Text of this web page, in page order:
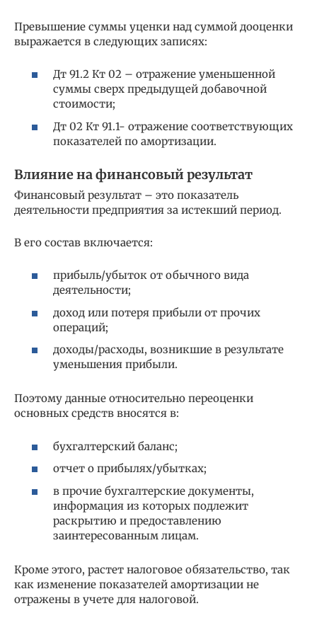
Превышение суммы уценки над суммой дооценки
выражается в следующих записях:
Дт 91.2 Кт 02 – отражение уменьшенной
суммы сверх предыдущей добавочной
стоимости;
Дт 02 Кт 91.1- отражение соответствующих
показателей по амортизации.
Влияние на финансовый результат
Финансовый результат – это показатель
деятельности предприятия за истекший период.
В его состав включается:
прибыль/убыток от обычного вида
деятельности;
доход или потеря прибыли от прочих
операций;
доходы/расходы, возникшие в результате
уменьшения прибыли.
Поэтому данные относительно переоценки
основных средств вносятся в:
бухгалтерский баланс;
отчет о прибылях/убытках;
в прочие бухгалтерские документы,
информация из которых подлежит
раскрытию и предоставлению
заинтересованным лицам.
Кроме этого, растет налоговое обязательство, так
как изменение показателей амортизации не
отражены в учете для налоговой.